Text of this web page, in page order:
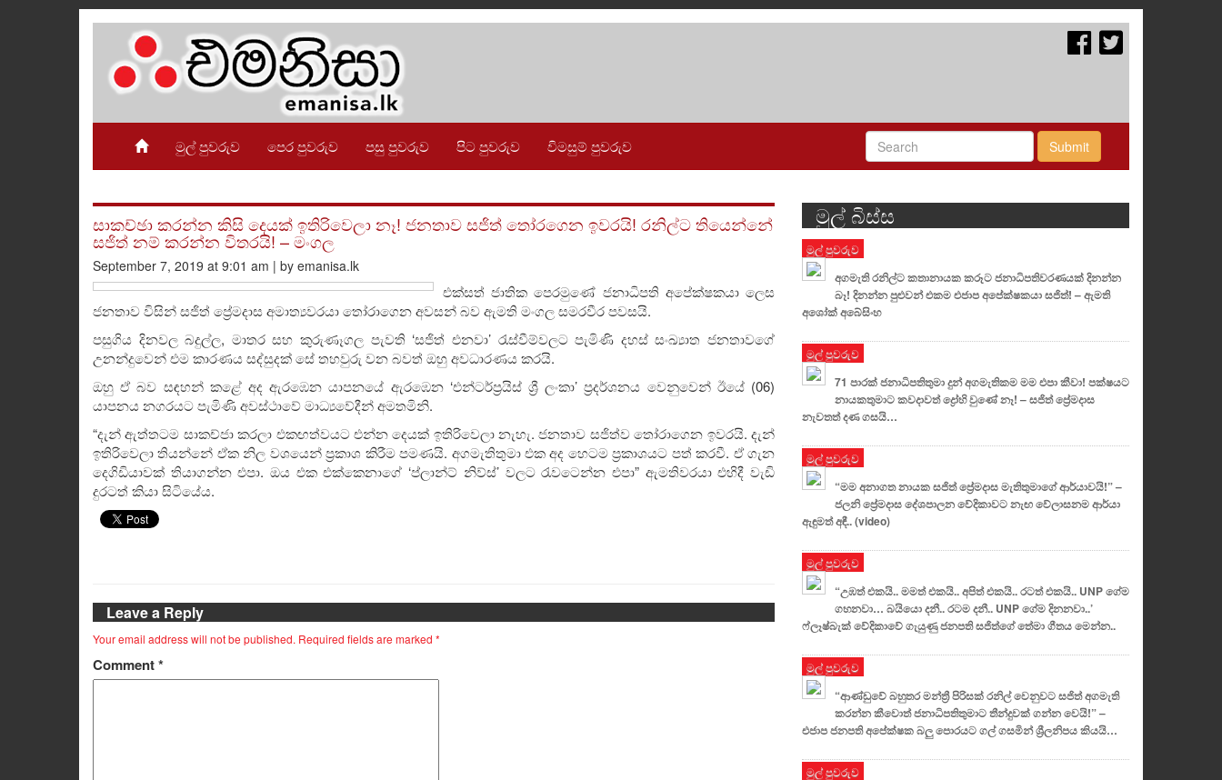
මුල් පුවරුව පෙර පුවරුව පසු පුවරුව පිට පුවරුව විමසුම් පුවරුව Submit
සාකච්ඡා කරන්න කිසි දෙයක් ඉතිරිවෙලා නෑ! ජනතාව සජිත් තෝරගෙන ඉවරයි! රනිල්ට තියෙන්නේ
සජිත් නම් කරන්න විතරයි! – මංගල
September 7, 2019 at 9:01 am | by emanisa.lk
එක්සත් ජාතික පෙරමුණේ ජනාධිපති අපේක්ෂකයා ලෙස
ජනතාව විසින් සජිත් ප්‍රේමදාස අමාත්‍යවරයා තෝරාගෙන අවසන් බව ඇමති මංගල සමරවීර පවසයි.
පසුගිය දිනවල බදුල්ල, මාතර සහ කුරුණෑගල පැවති ‘සජිත් එනවා’ රැස්වීම්වලට පැමිණි දහස් සංඛ්‍යාත ජනතාවගේ
උනන්දුවෙන් එම කාරණය සද්සුදක් සේ තහවුරු වන බවත් ඔහු අවධාරණය කරයි.
ඔහු ඒ බව සඳහන් කළේ අද ඇරඹෙන යාපනයේ ඇරඹෙන ‘එන්ටර්ප්‍රයිස් ශ්‍රී ලංකා’ ප්‍රදර්ශනය වෙනුවෙන් ඊයේ (06)
යාපනය නගරයට පැමිණි අවස්ථාවේ මාධ්‍යවේදීන් අමතමිනි.
“දැන් ඇත්තටම සාකච්ජා කරලා එකඟත්වයට එන්න දෙයක් ඉතිරිවෙලා නැහැ. ජනතාව සජිත්ව තෝරාගෙන ඉවරයි. දැන්
ඉතිරිවෙලා තියන්නේ ඒක නිල වශයෙන් ප්‍රකාශ කිරීම පමණයි. අගමැතිතුමා එක අද හෙටම ප්‍රකාශයට පත් කරවී. ඒ ගැන
දෙගිඩියාවක් තියාගන්න එපා. ඔය එක එක්කෙනාගේ ‘ප්ලාන්ට් නිව්ස්’ වලට රැවටෙන්න එපා” ඇමතිවරයා එහිදී වැඩි
දුරටත් කියා සිටියේය.
Leave a Reply
Your email address will not be published. Required fields are marked *
Comment*
මුල් බිස්ස
මුල් පුවරුව
අගමැති රනිල්ට කතානායක කරූට ජනාධිපතිවරණයක් දිනන්න
බෑ! දිනන්න පුළුවන් එකම එජාප අපේක්ෂකයා සජිත්! – ඇමති
අශෝක් අබේසිංහ
මුල් පුවරුව
71 පාරක් ජනාධිපතිතුමා දුන් අගමැතිකම මම එපා කීවා! පක්ෂයට
නායකතුමාට කවදාවත් ද්‍රෝහි වුණේ නෑ! – සජිත් ප්‍රේමදාස
නැවතත් දණ ගසයි…
මුල් පුවරුව
“මම අනාගත නායක සජිත් ප්‍රේමදාස මැතිතුමාගේ ආර්යාවයි!” –
ජලනි ප්‍රේමදාස දේශපාලන වේදිකාවට නැඟ වේලාසනම ආර්යා
ඇඳුමත් අඳී.. (video)
මුල් පුවරුව
“උඹත් එකයි.. මමත් එකයි.. අපිත් එකයි.. රටත් එකයි.. UNP ගේම
ගහනවා… බයියො දනී.. රටම දනී.. UNP ගේම දිනනවා..’
ෆ්ලෑෂ්බැක් වේදිකාවේ ගැයුණු ජනපති සජිත්ගේ තේමා ගීතය මෙන්න..
මුල් පුවරුව
“ආණ්ඩුවේ බහුතර මන්ත්‍රී පිරිසක් රනිල් වෙනුවට සජිත් අගමැති
කරන්න කීවොත් ජනාධිපතිතුමාට තීන්දුවක් ගන්න වෙයි!” –
එජාප ජනපති අපේක්ෂක බලු පොරයට ගල් ගසමින් ශ්‍රීලනිපය කියයි…
මුල් පුවරුව